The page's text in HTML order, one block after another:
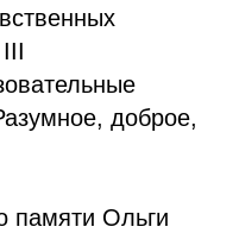
доброе,
памяти Ольги